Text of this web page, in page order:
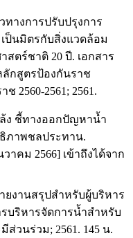
างการปรับปรุงการ
ป็นมิตรกับสิ่งแวดล้อม
สตร์ชาติ 20 ปี. เอกสาร
กสูตรป้องกันราช
2560-2561; 2561.
ง ชี้ทางออกปัญหาน้ำ
ภาพชลประทาน.
วาคม 2566] เข้าถึงได้จาก
ยงานสรุปสำหรับผู้บริหาร
บริหารจัดการน้ำสำหรับ
วนร่วม; 2561. 145 น.